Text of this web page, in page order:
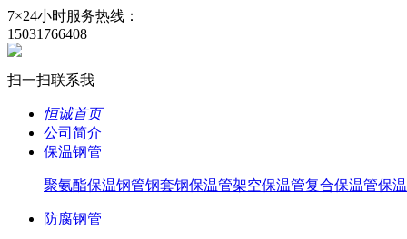
7×24小时服务热线：
15031766408
扫一扫联系我
恒诚首页
公司简介
保温钢管
聚氨酯保温钢管钢套钢保温管架空保温管复合保温管保
防腐钢管